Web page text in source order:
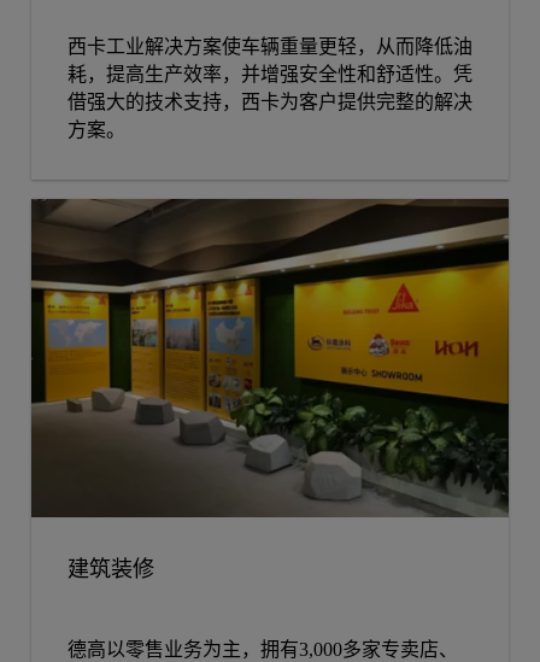
西卡工业解决方案使车辆重量更轻，从而降低油
耗，提高生产效率，并增强安全性和舒适性。凭
借强大的技术支持，西卡为客户提供完整的解决
方案。
建筑装修
德高以零售业务为主，拥有3,000多家专卖店、